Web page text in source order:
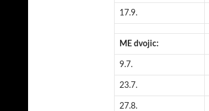
17.9.
ME dvojic:
9.7.
23.7.
27.8.